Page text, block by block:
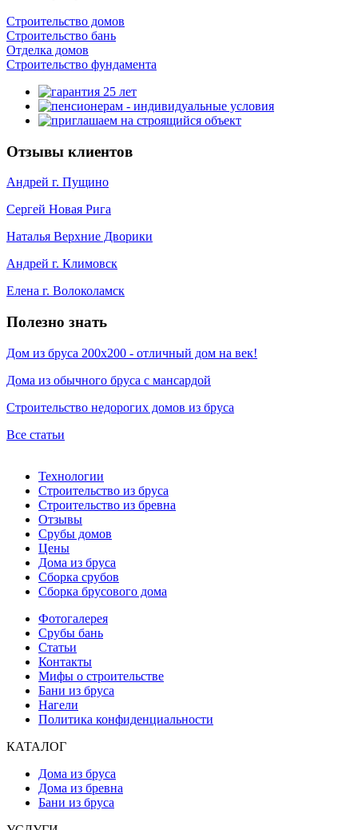
Строительство домов
Строительство бань
Отделка домов
Строительство фундамента
Отзывы клиентов
Андрей г. Пущино
Сергей Новая Рига
Наталья Верхние Дворики
Андрей г. Климовск
Елена г. Волоколамск
Полезно знать
Дом из бруса 200х200 - отличный дом на век!
Дома из обычного бруса с мансардой
Строительство недорогих домов из бруса
Все статьи
Технологии
Строительство из бруса
Строительство из бревна
Отзывы
Срубы домов
Цены
Дома из бруса
Сборка срубов
Сборка брусового дома
Фотогалерея
Срубы бань
Статьи
Контакты
Мифы о строительстве
Бани из бруса
Нагели
Политика конфиденциальности
КАТАЛОГ
Дома из бруса
Дома из бревна
Бани из бруса